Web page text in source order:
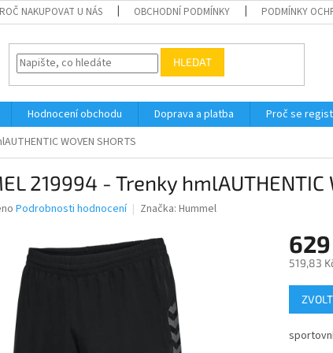
NAKUPOVAT U NÁS OBCHODNÍ PODMÍNKY PODMÍNKY
HLEDAT
Hodnocení obchodu Doprava a platba Proč se
WOVEN SHORTS
219994 - Trenky hmlAUTHENTIC
Podrobnosti hodnocení Značka: Hummel
519,83
Měrná
cena: